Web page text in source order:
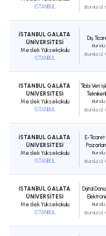
İSTANBUL
(Burslu) (2
İSTANBUL GALATA
ÜNİVERSİTESİ
Meslek Yüksekokulu
İSTANBUL
Dış
Burslu
(Burslu) (2
İSTANBUL GALATA
ÜNİVERSİTESİ
Meslek Yüksekokulu
İSTANBUL
Tıbbi Veri
Burslu
(Burslu) (2
İSTANBUL GALATA
ÜNİVERSİTESİ
Meslek Yüksekokulu
İSTANBUL
E-Ticaret
Burslu
(Burslu) (2
İSTANBUL GALATA
ÜNİVERSİTESİ
Meslek Yüksekokulu
İSTANBUL
Dijital
Burslu
(Burslu) (2